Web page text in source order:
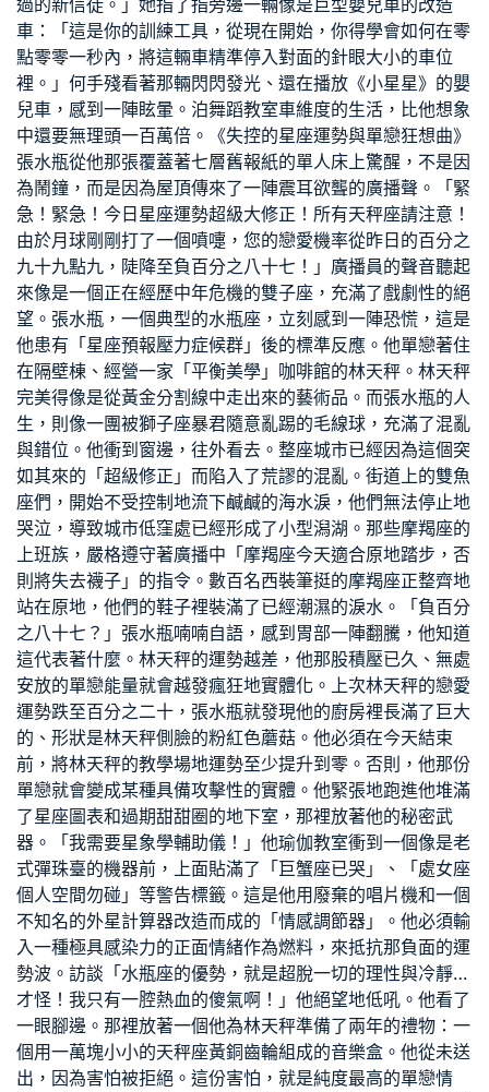
過的新信徒。」她指了指旁邊一輛像是巨型嬰兒車的改造
車：「這是你的訓練工具，從現在開始，你得學會如何在零
點零零一秒內，將這輛車精準停入對面的針眼大小的車位
裡。」何手殘看著那輛閃閃發光、還在播放《小星星》的嬰
兒車，感到一陣眩暈。泊舞蹈教室車維度的生活，比他想象
中還要無理頭一百萬倍。《失控的星座運勢與單戀狂想曲》
張水瓶從他那張覆蓋著七層舊報紙的單人床上驚醒，不是因
為鬧鐘，而是因為屋頂傳來了一陣震耳欲聾的廣播聲。「緊
急！緊急！今日星座運勢超級大修正！所有天秤座請注意！
由於月球剛剛打了一個噴嚏，您的戀愛機率從昨日的百分之
九十九點九，陡降至負百分之八十七！」廣播員的聲音聽起
來像是一個正在經歷中年危機的雙子座，充滿了戲劇性的絕
望。張水瓶，一個典型的水瓶座，立刻感到一陣恐慌，這是
他患有「星座預報壓力症候群」後的標準反應。他單戀著住
在隔壁棟、經營一家「平衡美學」咖啡館的林天秤。林天秤
完美得像是從黃金分割線中走出來的藝術品。而張水瓶的人
生，則像一團被獅子座暴君隨意亂踢的毛線球，充滿了混亂
與錯位。他衝到窗邊，往外看去。整座城市已經因為這個突
如其來的「超級修正」而陷入了荒謬的混亂。街道上的雙魚
座們，開始不受控制地流下鹹鹹的海水淚，他們無法停止地
哭泣，導致城市低窪處已經形成了小型潟湖。那些摩羯座的
上班族，嚴格遵守著廣播中「摩羯座今天適合原地踏步，否
則將失去襪子」的指令。數百名西裝筆挺的摩羯座正整齊地
站在原地，他們的鞋子裡裝滿了已經潮濕的淚水。「負百分
之八十七？」張水瓶喃喃自語，感到胃部一陣翻騰，他知道
這代表著什麼。林天秤的運勢越差，他那股積壓已久、無處
安放的單戀能量就會越發瘋狂地實體化。上次林天秤的戀愛
運勢跌至百分之二十，張水瓶就發現他的廚房裡長滿了巨大
的、形狀是林天秤側臉的粉紅色蘑菇。他必須在今天結束
前，將林天秤的教學場地運勢至少提升到零。否則，他那份
單戀就會變成某種具備攻擊性的實體。他緊張地跑進他堆滿
了星座圖表和過期甜甜圈的地下室，那裡放著他的秘密武
器。「我需要星象學輔助儀！」他瑜伽教室衝到一個像是老
式彈珠臺的機器前，上面貼滿了「巨蟹座已哭」、「處女座
個人空間勿碰」等警告標籤。這是他用廢棄的唱片機和一個
不知名的外星計算器改造而成的「情感調節器」。他必須輸
入一種極具感染力的正面情緒作為燃料，來抵抗那負面的運
勢波。 訪談 「水瓶座的優勢，就是超脫一切的理性與冷靜…
才怪！我只有一腔熱血的傻氣啊！」他絕望地低吼。他看了
一眼腳邊。那裡放著一個他為林天秤準備了兩年的禮物：一
個用一萬塊小小的天秤座黃銅齒輪組成的音樂盒。他從未送
出，因為害怕被拒絕。這份害怕，就是純度最高的單戀情